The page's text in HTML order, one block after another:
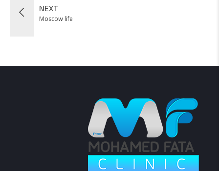
NEXT
Moscow life